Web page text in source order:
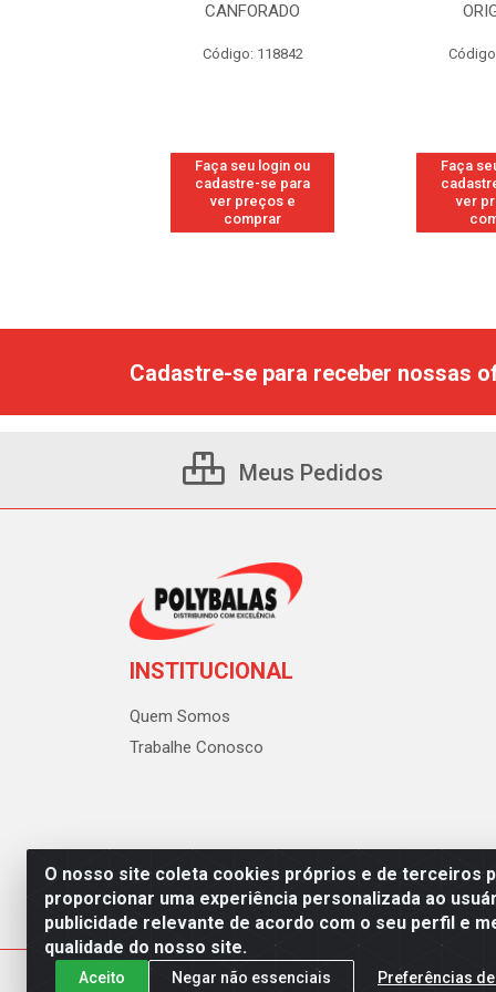
Faça seu login ou
cadastre-se para
Faça seu login ou
cadastre-se para
O nosso site coleta cookies próprios e de terceiros
proporcionar uma experiência personalizada ao
publicidade relevante de acordo com o seu perfil e
qualidade do nosso site.
Aceito Negar não essenciais Preferências
Cadastre-se para receber nossas
Meus Pedidos
INSTITUCIONAL
Quem Somos
Trabalhe Conosco
Polybalas - Rua João Miguel